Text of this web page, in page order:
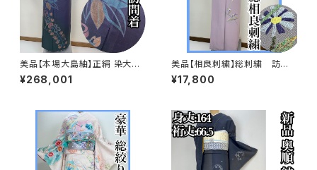
美品【本場大島紬】正絹 染大島
紬 訪問着s776
¥268,001
美品【相良刺繍】総刺繍 訪問
着 正絹 袷 s694
¥17,800